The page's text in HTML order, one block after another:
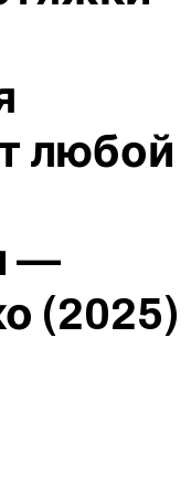
любой
—
(2025)